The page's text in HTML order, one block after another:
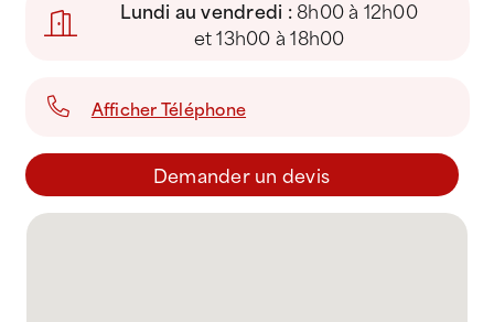
Lundi au vendredi :8h00 à 12h00
et 13h00 à 18h00
Afficher Téléphone
Demander un devis